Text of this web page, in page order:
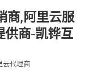
商,阿里云服
供商-凯铧互
云代理商